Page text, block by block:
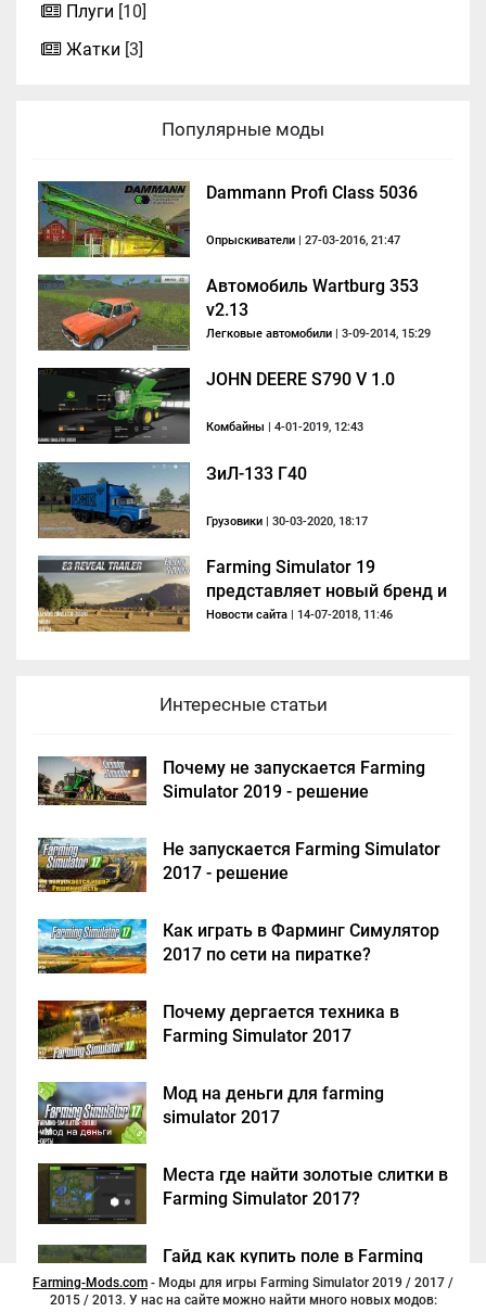
Плуги [10]
Жатки [3]
Популярные моды
Dammann Profi Class 5036
Опрыскиватели | 27-03-2016, 21:47
Автомобиль Wartburg 353
v2.13
Легковые автомобили | 3-09-2014, 15:29
JOHN DEERE S790 V 1.0
Комбайны | 4-01-2019, 12:43
ЗиЛ-133 Г40
Грузовики | 30-03-2020, 18:17
Farming Simulator 19
представляет новый бренд и
захватывающие
Новости сайта | 14-07-2018, 11:46
Интересные статьи
Почему не запускается Farming
Simulator 2019 - решение
Не запускается Farming Simulator
2017 - решение
Как играть в Фарминг Симулятор
2017 по сети на пиратке?
Почему дергается техника в
Farming Simulator 2017
Мод на деньги для farming
simulator 2017
Места где найти золотые слитки в
Farming Simulator 2017?
Гайд как купить поле в Farming
Simulator 2017
Farming-Mods.com
2015 / 2013. У нас на сайте можно найти много новых модов: